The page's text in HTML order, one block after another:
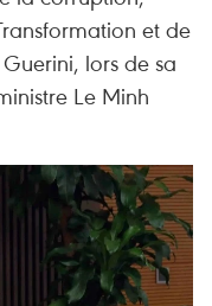
et de
lors de sa
Le Minh